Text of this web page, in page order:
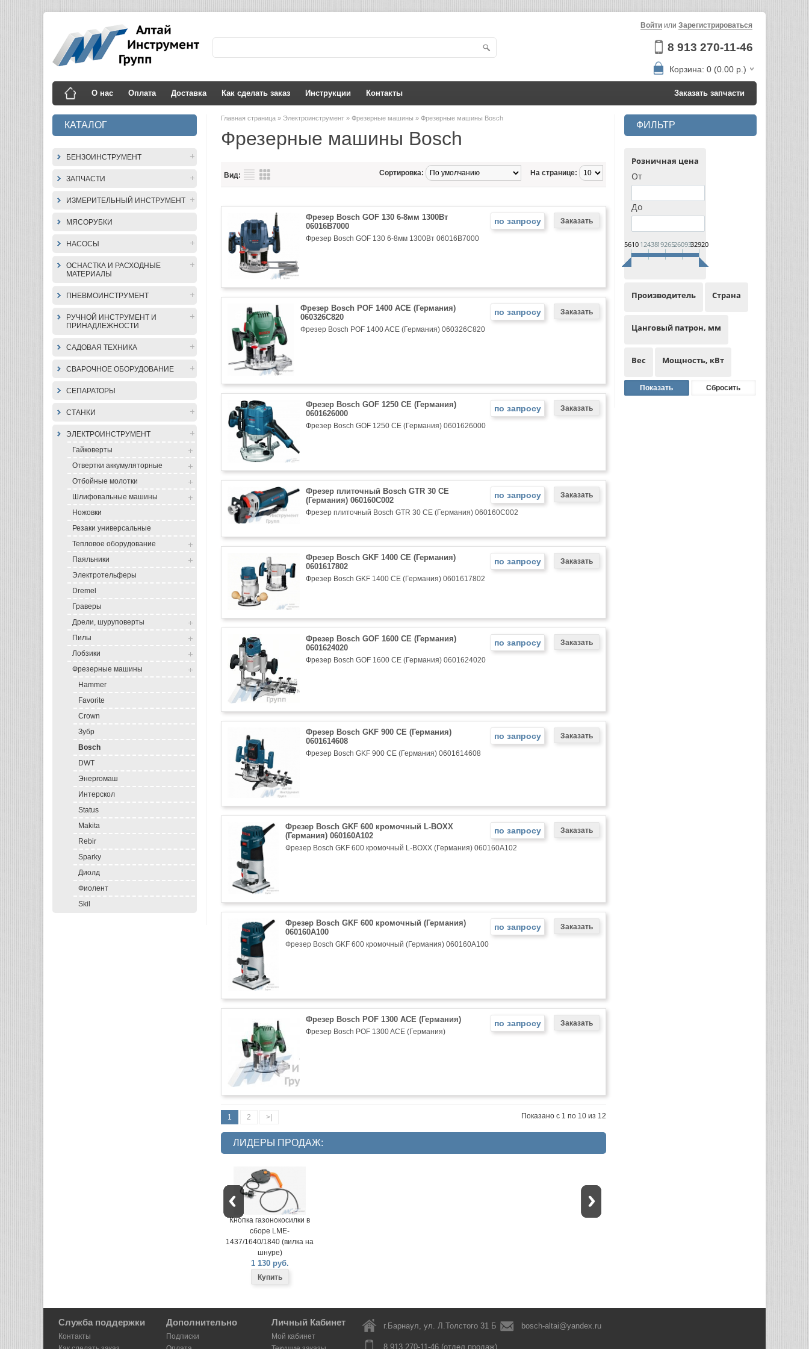
8 913 270-11-46
Войти или Зарегистрироваться
Корзина: 0 (0.00 р.)
О нас Оплата Доставка Как сделать заказ Инструкции Контакты Заказать запчасти
КАТАЛОГ
БЕНЗОИНСТРУМЕНТ
ЗАПЧАСТИ
ИЗМЕРИТЕЛЬНЫЙ ИНСТРУМЕНТ
МЯСОРУБКИ
НАСОСЫ
ОСНАСТКА И РАСХОДНЫЕ
МАТЕРИАЛЫ
ПНЕВМОИНСТРУМЕНТ
РУЧНОЙ ИНСТРУМЕНТ И
ПРИНАДЛЕЖНОСТИ
САДОВАЯ ТЕХНИКА
СВАРОЧНОЕ ОБОРУДОВАНИЕ
СЕПАРАТОРЫ
СТАНКИ
ЭЛЕКТРОИНСТРУМЕНТ
Гайковерты
Отвертки аккумуляторные
Отбойные молотки
Шлифовальные машины
Ножовки
Резаки универсальные
Тепловое оборудование
Паяльники
Электротельферы
Dremel
Граверы
Дрели, шуруповерты
Пилы
Лобзики
Фрезерные машины
Hammer
Favorite
Crown
Зубр
Bosch
DWT
Энергомаш
Интерскол
Status
Makita
Rebir
Sparky
Диолд
Фиолент
Skil
ФИЛЬТР
Розничная цена
От
До
5610 12438192652609332920
Производитель Страна
Цанговый патрон, мм
Вес Мощность, кВт
Главная страница » Электроинструмент » Фрезерные машины » Фрезерные машины Bosch
Фрезерные машины Bosch
Вид: На странице:
Сортировка:
по запросу
Фрезер Bosch GOF 130 6-8мм 1300Вт
06016B7000
Фрезер Bosch GOF 130 6-8мм 1300Вт 06016B7000
по запросу
Фрезер Bosch POF 1400 ACE (Германия)
060326C820
Фрезер Bosch POF 1400 ACE (Германия) 060326C820
по запросу
Фрезер Bosch GOF 1250 CE (Германия)
0601626000
Фрезер Bosch GOF 1250 CE (Германия) 0601626000
по запросу
Фрезер плиточный Bosch GTR 30 CE
(Германия) 060160C002
Фрезер плиточный Bosch GTR 30 CE (Германия) 060160C002
по запросу
Фрезер Bosch GKF 1400 CE (Германия)
0601617802
Фрезер Bosch GKF 1400 CE (Германия) 0601617802
по запросу
Фрезер Bosch GОF 1600 CE (Германия)
0601624020
Фрезер Bosch GОF 1600 CE (Германия) 0601624020
по запросу
Фрезер Bosch GKF 900 CE (Германия)
0601614608
Фрезер Bosch GKF 900 CE (Германия) 0601614608
по запросу
Фрезер Bosch GKF 600 кромочный L-BOXX
(Германия) 060160A102
Фрезер Bosch GKF 600 кромочный L-BOXX (Германия) 060160A102
по запросу
Фрезер Bosch GKF 600 кромочный (Германия)
060160A100
Фрезер Bosch GKF 600 кромочный (Германия) 060160A100
по запросу
Фрезер Bosch POF 1300 ACE (Германия)
Фрезер Bosch POF 1300 ACE (Германия)
1 2 >| Показано с 1 по 10 из 12
ЛИДЕРЫ ПРОДАЖ:
Кнопка газонокосилки в
сборе LME-
1437/1640/1840 (вилка на
шнуре)
1 130 руб.
Служба поддержки
Контакты
Дополнительно
Подписки
Личный Кабинет
Мой кабинет
г.Барнаул, ул. Л.Толстого 31 Б bosch-altai@yandex.ru
8 913 270-11-46 (отдел продаж)